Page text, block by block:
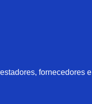
fornecedores e